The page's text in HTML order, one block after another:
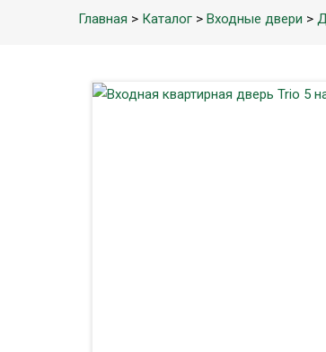
Главная > Каталог > Входные двери >